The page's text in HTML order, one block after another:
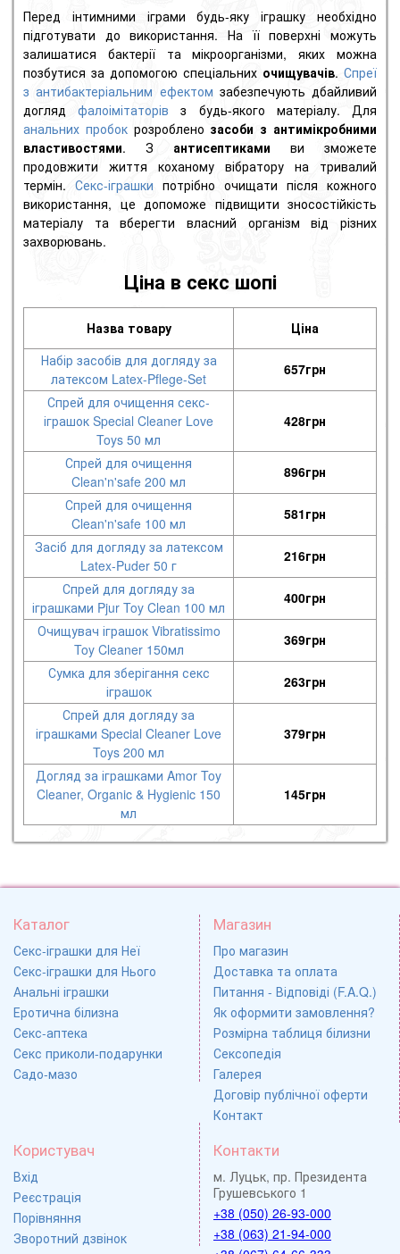
Перед інтимними іграми будь-яку іграшку необхідно
підготувати до використання. На її поверхні можуть
залишатися бактерії та мікроорганізми, яких можна
позбутися за допомогою спеціальних очищувачів. Спреї
з антибактеріальним ефектом забезпечують дбайливий
доглядфалоімітаторів з будь-якого матеріалу. Для
анальних пробокрозроблено засоби з антимікробними
властивостями. З антисептиками ви зможете
продовжити життя коханому вібратору на тривалий
термін. Секс-іграшки потрібно очищати після кожного
використання, це допоможе підвищити зносостійкість
матеріалу та вберегти власний організм від різних
захворювань.
Ціна в секс шопі
Назва товару
Ціна
Набір засобів для догляду за
латексом Latex-Pflege-Set
657грн
Спрей для очищення секс-
іграшок Special Cleaner Love
Toys 50 мл
428грн
Спрей для очищення
Clean'n'safe 200 мл
896грн
Спрей для очищення
Clean'n'safe 100 мл
581грн
Засіб для догляду за латексом
Latex-Puder 50 г
216грн
Спрей для догляду за
іграшками Pjur Toy Clean 100 мл
400грн
Очищувач іграшок Vibratissimo
Toy Cleaner 150мл
369грн
Сумка для зберігання секс
іграшок
263грн
Спрей для догляду за
іграшками Special Cleaner Love
Toys 200 мл
379грн
Догляд за іграшками Amor Toy
Cleaner, Organic & Hygienic 150
мл
145грн
Каталог
Секс-іграшки для Неї
Секс-іграшки для Нього
Анальні іграшки
Еротична білизна
Секс-аптека
Секс приколи-подарунки
Садо-мазо
Магазин
Про магазин
Доставка та оплата
Питання - Відповіді (F.A.Q.)
Як оформити замовлення?
Розмірна таблиця білизни
Сексопедія
Галерея
Договір публічної оферти
Контакт
Користувач
Вхід
Реєстрація
Порівняння
Зворотний дзвінок
Контакти
м. Луцьк, пр. Президента
Грушевського 1
+38 (050) 26-93-000
+38 (063) 21-94-000